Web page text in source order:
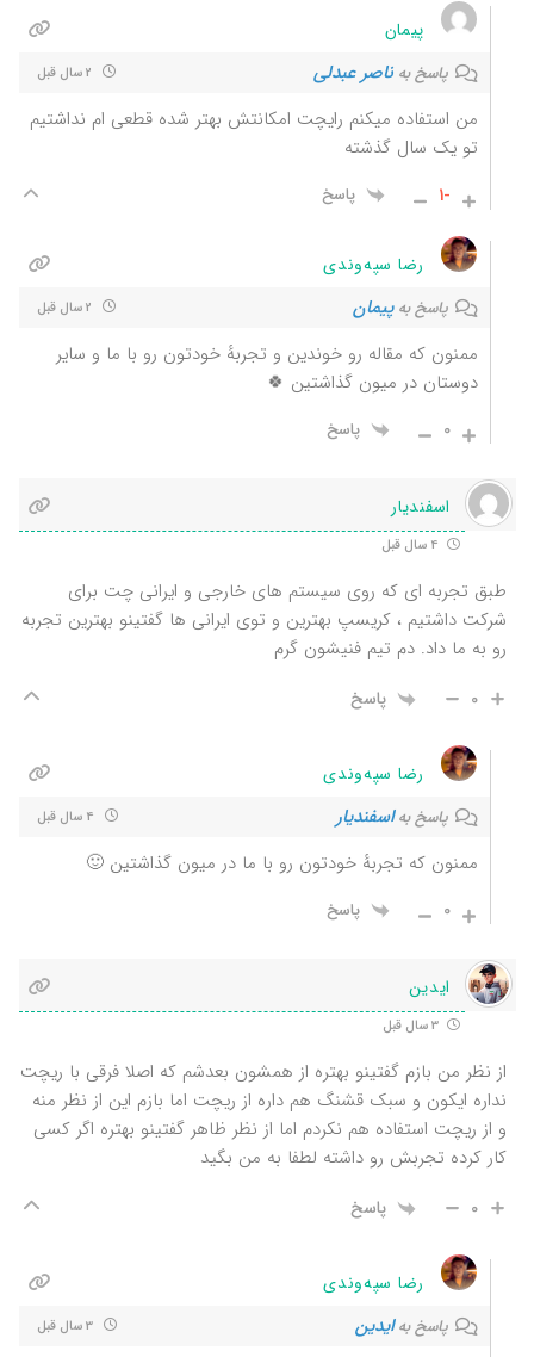
پیمان
پاسخ به ناصر عبدلی
من استفاده میکنم رایچت امکانتش بهتر شده قطعی ام نداشتیم
تو یک سال گذشته
-1 پاسخ
رضا سپه‌وندی
پاسخ بهپیمان
ممنون که مقاله رو خوندین و تجربهٔ خودتون رو با ما و سایر
دوستان در میون گذاشتین 🍀
0 پاسخ
اسفندیار
طبق تجربه ای که روی سیستم های خارجی و ایرانی چت برای
شرکت داشتیم ، کریسپ بهترین و توی ایرانی ها گفتینو بهترین تجربه
رو به ما داد. دم تیم فنیشون گرم
0 پاسخ
رضا سپه‌وندی
پاسخ بهاسفندیار
ممنون که تجربهٔ خودتون رو با ما در میون گذاشتین 🙂
0 پاسخ
ایدین
از نظر من بازم گفتینو بهتره از همشون بعدشم که اصلا فرقی با ریچت
نداره ایکون و سبک قشنگ هم داره از ریچت اما بازم این از نظر منه
و از ریچت استفاده هم نکردم اما از نظر ظاهر گفتینو بهتره اگر کسی
کار کرده تجربش رو داشته لطفا به من بگید
0 پاسخ
رضا سپه‌وندی
پاسخ بهایدین